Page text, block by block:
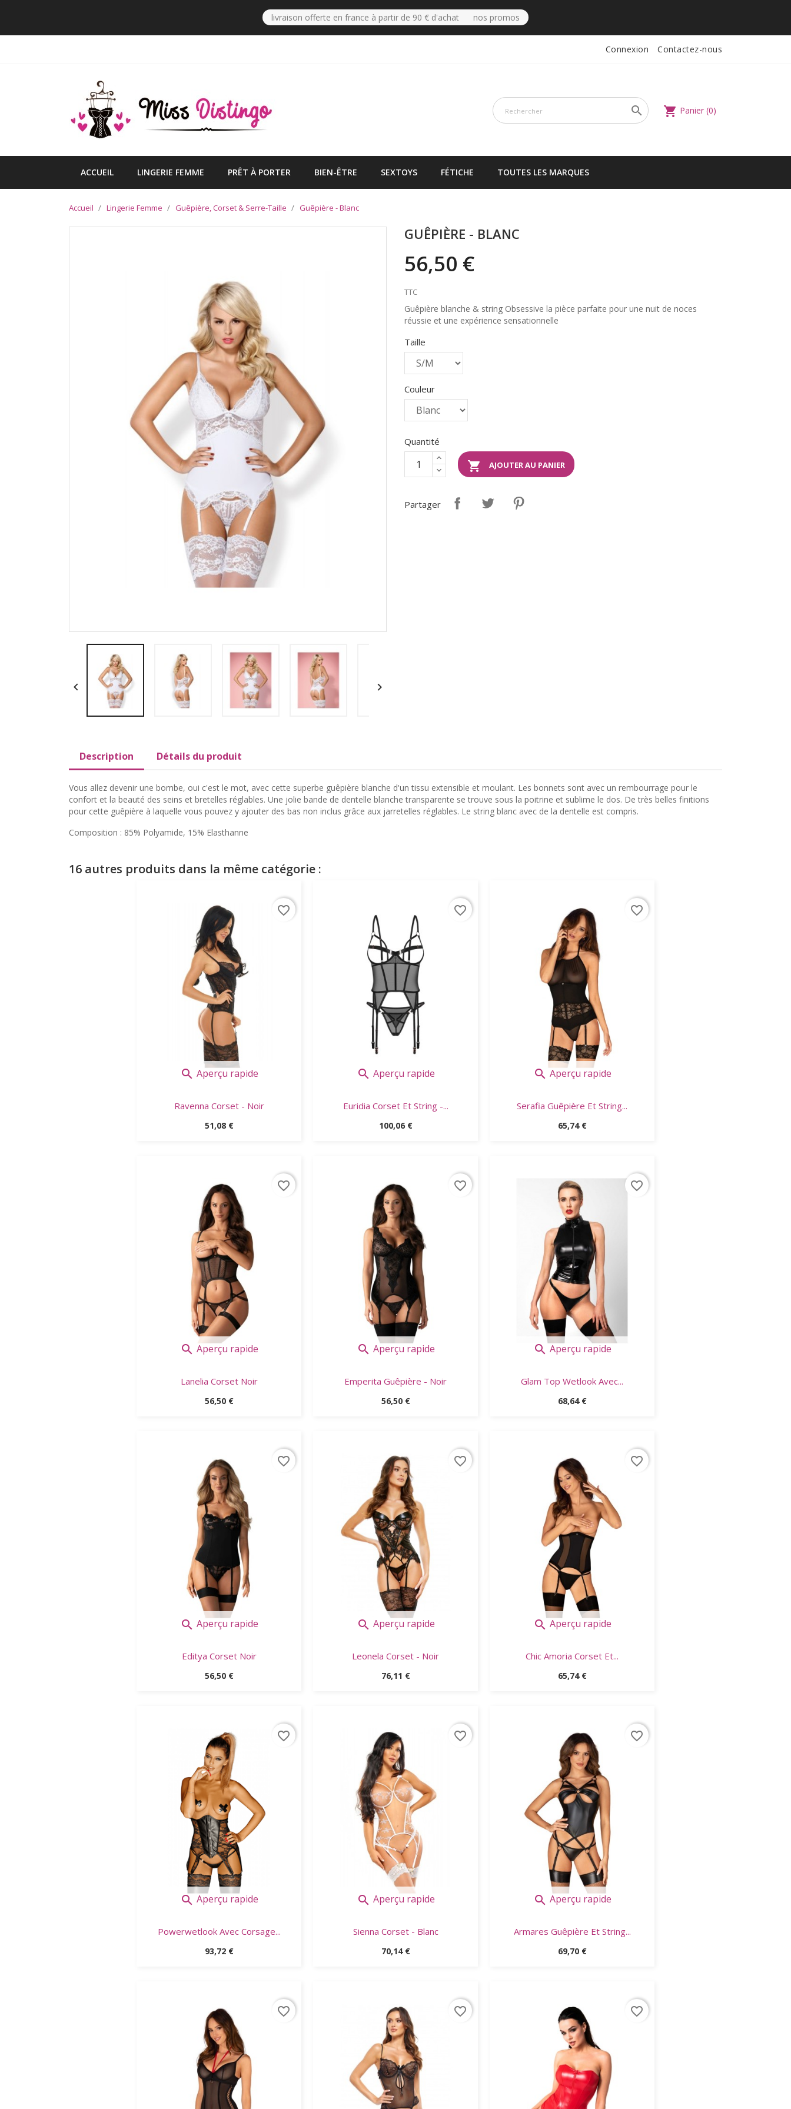
livraison offerte en france à partir de 90 € d'achat nos promos
Connexion Contactez-nous
shopping_cart Panier (0)

ACCUEIL LINGERIE FEMME PRÊT À PORTER BIEN-ÊTRE SEXTOYS FÉTICHE TOUTES LES MARQUES
Accueil Lingerie Femme Guêpière, Corset & Serre-Taille Guêpière - Blanc
 
GUÊPIÈRE - BLANC
56,50 €
TTC
Guêpière blanche & string Obsessive la pièce parfaite pour une nuit de noces
réussie et une expérience sensationnelle
Taille
Couleur
Quantité
 AJOUTER AU PANIER
Partager
Description Détails du produit
Vous allez devenir une bombe, oui c'est le mot, avec cette superbe guêpière blanche d'un tissu extensible et moulant. Les bonnets sont avec un rembourrage pour le
confort et la beauté des seins et bretelles réglables. Une jolie bande de dentelle blanche transparente se trouve sous la poitrine et sublime le dos. De très belles finitions
pour cette guêpière à laquelle vous pouvez y ajouter des bas non inclus grâce aux jarretelles réglables. Le string blanc avec de la dentelle est compris.
Composition : 85% Polyamide, 15% Elasthanne
16 autres produits dans la même catégorie :
 Aperçu rapide
Ravenna Corset - Noir
Prix
51,08 €
favorite_border
 Aperçu rapide
Euridia Corset Et String -...
Prix
100,06 €
favorite_border
 Aperçu rapide
Serafia Guêpière Et String...
Prix
65,74 €
favorite_border
 Aperçu rapide
Lanelia Corset Noir
Prix
56,50 €
favorite_border
 Aperçu rapide
Emperita Guêpière - Noir
Prix
56,50 €
favorite_border
 Aperçu rapide
Glam Top Wetlook Avec...
Prix
68,64 €
favorite_border
 Aperçu rapide
Editya Corset Noir
Prix
56,50 €
favorite_border
 Aperçu rapide
Leonela Corset - Noir
Prix
76,11 €
favorite_border
 Aperçu rapide
Chic Amoria Corset Et...
Prix
65,74 €
favorite_border
 Aperçu rapide
Powerwetlook Avec Corsage...
Prix
93,72 €
favorite_border
 Aperçu rapide
Sienna Corset - Blanc
Prix
70,14 €
favorite_border
 Aperçu rapide
Armares Guêpière Et String...
Prix
69,70 €
favorite_border
favorite_border favorite_border favorite_border